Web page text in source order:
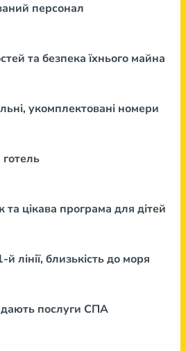
персонал
та безпека їхнього майна
укомплектовані номери
та цікава програма для дітей
й лінії, близькість до моря
послуги СПА